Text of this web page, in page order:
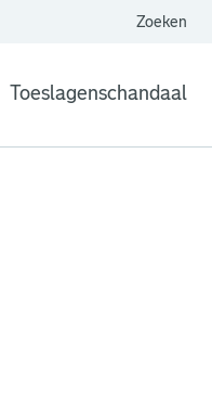
Zoeken
Toeslagenschandaal